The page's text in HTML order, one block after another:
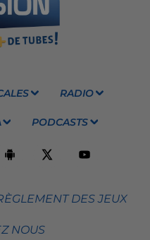
RADIO
PODCASTS
DES JEUX
NOUS